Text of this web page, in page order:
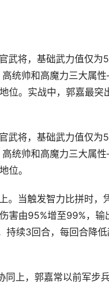
武将，基础武力值仅为
高统帅和高魔力三大
位。实战中，郭嘉最
武将，基础武力值仅为
高统帅和高魔力三大
位。
。当触发智力比拼时
害由95%增至99%，
持续3回合，每回合降
同上，郭嘉常以前军步